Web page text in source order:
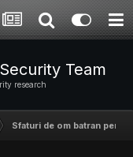
Team
research
Sfaturi de om batran